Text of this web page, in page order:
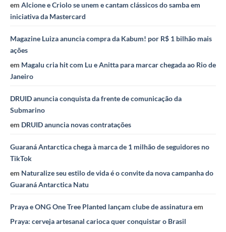
em Alcione e Criolo se unem e cantam clássicos do samba em
iniciativa da Mastercard
Magazine Luiza anuncia compra da Kabum! por R$ 1 bilhão mais
ações
em Magalu cria hit com Lu e Anitta para marcar chegada ao Rio de
Janeiro
DRUID anuncia conquista da frente de comunicação da
Submarino
em DRUID anuncia novas contratações
Guaraná Antarctica chega à marca de 1 milhão de seguidores no
TikTok
em Naturalize seu estilo de vida é o convite da nova campanha do
Guaraná Antarctica Natu
Praya e ONG One Tree Planted lançam clube de assinaturaem
Praya: cerveja artesanal carioca quer conquistar o Brasil